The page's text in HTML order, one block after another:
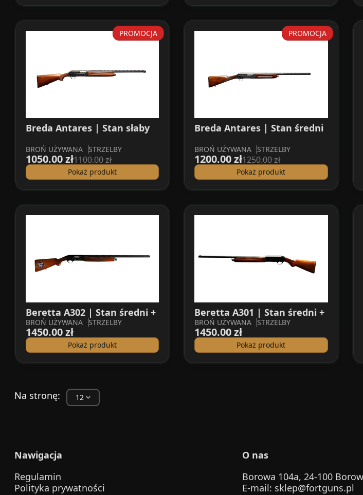
PROMOCJA
Breda Antares | Stan słaby
BROŃ UŻYWANA STRZELBY
1050.00 zł1100.00 zł
Pokaż produkt
PROMOCJA
Breda Antares | Stan średni
BROŃ UŻYWANA STRZELBY
1200.00 zł1250.00 zł
Pokaż produkt
Beretta A302 | Stan średni +
BROŃ UŻYWANA STRZELBY
1450.00 zł
Pokaż produkt
Beretta A301 | Stan średni +
BROŃ UŻYWANA STRZELBY
1450.00 zł
Pokaż produkt
Na stronę:
Nawigacja
Regulamin
Polityka prywatności
O nas
Borowa 104a, 24-100
E-mail: sklep@fortguns.pl